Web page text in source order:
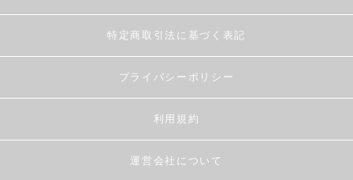
特定商取引法に基づく表記
プライバシーポリシー
利用規約
運営会社について